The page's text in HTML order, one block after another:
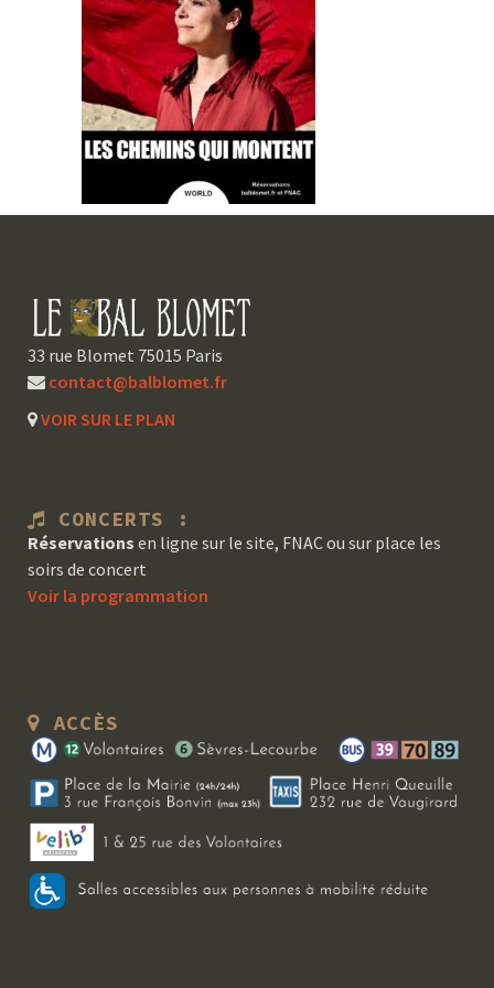
33 rue Blomet 75015 Paris
contact@balblomet.fr
VOIR SUR LE PLAN
CONCERTS :
Réservations en ligne sur le site, FNAC ou sur place les
soirs de concert
Voir la programmation
ACCÈS